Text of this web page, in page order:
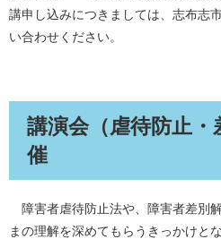
講申し込みにつきましては、志布志
い合わせください。
講演会（虐待防止・
催
障害者虐待防止法や、障害者差別
まの理解を深めてもらうきっかけと